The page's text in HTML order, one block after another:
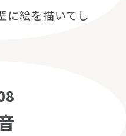
に絵を描いてし